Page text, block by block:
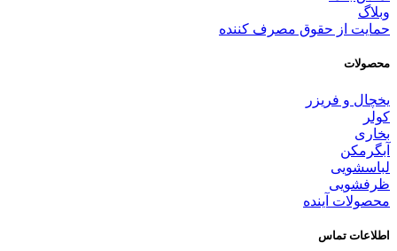
وبلاگ
حمایت از حقوق مصرف کننده
محصولات
یخچال و فریزر
کولر
بخاری
آبگرمکن
لباسشویی
ظرفشویی
محصولات آینده
اطلاعات تماس